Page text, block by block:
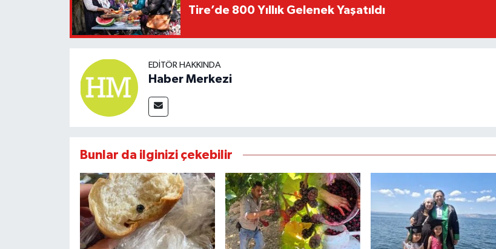
Tire’de 800 Yıllık Gelenek Yaşatıldı
EDITÖR HAKKINDA
Haber Merkezi
Bunlar da ilginizi çekebilir